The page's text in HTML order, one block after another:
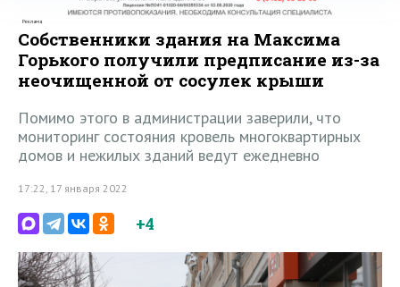
Реклама
Собственники здания на Максима
Горького получили предписание из-за
неочищенной от сосулек крыши
Помимо этого в администрации заверили, что
мониторинг состояния кровель многоквартирных
домов и нежилых зданий ведут ежедневно
17:22, 17 января 2022
+4